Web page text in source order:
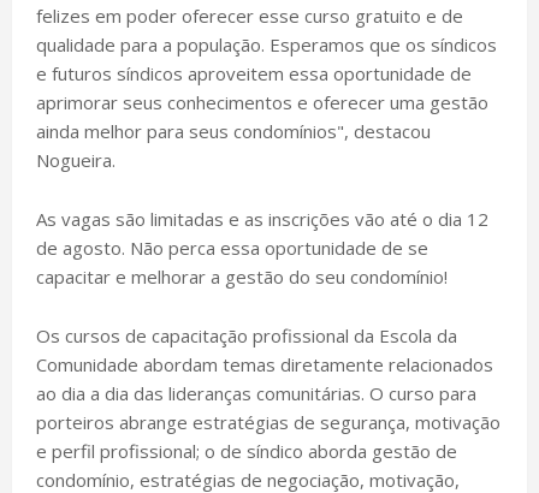
felizes em poder oferecer esse curso gratuito e de
qualidade para a população. Esperamos que os síndicos
e futuros síndicos aproveitem essa oportunidade de
aprimorar seus conhecimentos e oferecer uma gestão
ainda melhor para seus condomínios", destacou
Nogueira.
As vagas são limitadas e as inscrições vão até o dia 12
de agosto. Não perca essa oportunidade de se
capacitar e melhorar a gestão do seu condomínio!
Os cursos de capacitação profissional da Escola da
Comunidade abordam temas diretamente relacionados
ao dia a dia das lideranças comunitárias. O curso para
porteiros abrange estratégias de segurança, motivação
e perfil profissional; o de síndico aborda gestão de
condomínio, estratégias de negociação, motivação,